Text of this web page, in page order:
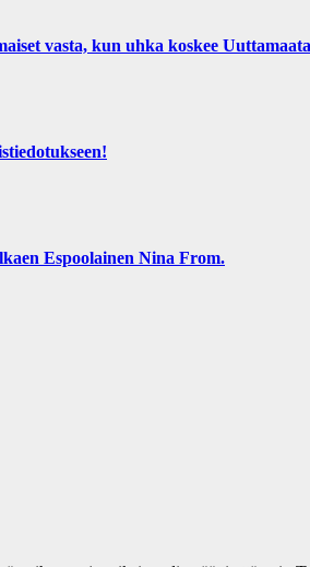
vasta, kun uhka koskee
Espoolainen Nina From.